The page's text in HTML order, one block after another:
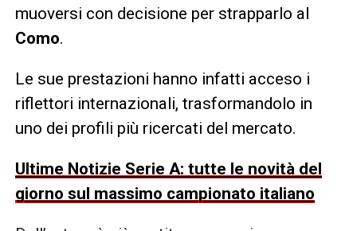
muoversi con decisione per strapparlo al
Como.
Le sue prestazioni hanno infatti acceso i
riflettori internazionali, trasformandolo in
uno dei profili più ricercati del mercato.
Ultime Notizie Serie A: tutte le novità del
giorno sul massimo campionato italiano